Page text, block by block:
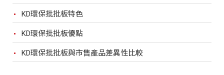
KD環保批批板特色
KD環保批批板優點
KD環保批批板與市售產品差異性比較